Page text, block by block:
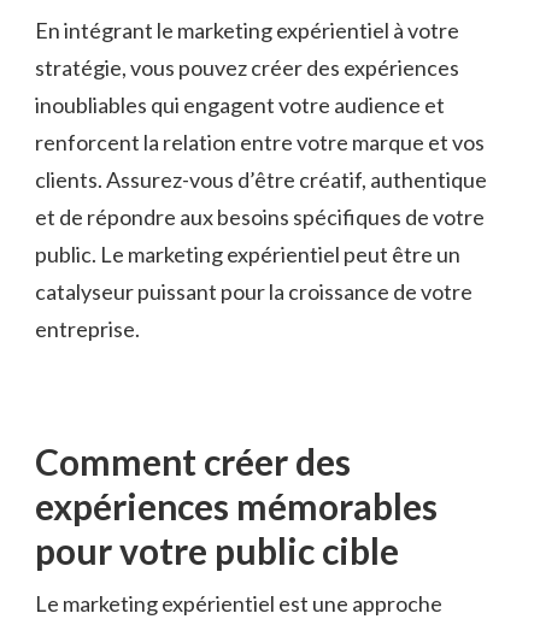
En intégrant le marketing expérientiel‍ à votre
stratégie, vous pouvez créer des expériences
inoubliables qui engagent votre audience et
‌renforcent la relation entre votre marque et vos
clients. Assurez-vous d’être créatif, authentique
et de⁢ répondre aux besoins spécifiques de votre
public.‍ Le marketing expérientiel⁣ peut ​être ⁤un
catalyseur puissant pour la croissance de votre
entreprise.
Comment créer des‍
expériences​ mémorables
pour votre public cible
Le⁣ marketing expérientiel est⁢ une​ approche